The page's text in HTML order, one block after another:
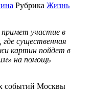
Рубрика Жизнь
участие в
существенная
картин пойдет в
на помощь
событий Москвы